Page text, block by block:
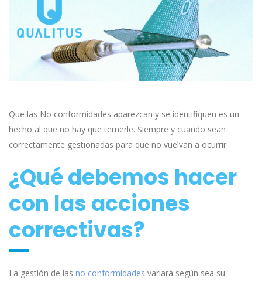
Que las No conformidades aparezcan y se identifiquen es un
hecho al que no hay que temerle. Siempre y cuando sean
correctamente gestionadas para que no vuelvan a ocurrir.
¿Qué debemos hacer
con las acciones
correctivas?
La gestión de las no conformidades variará según sea su